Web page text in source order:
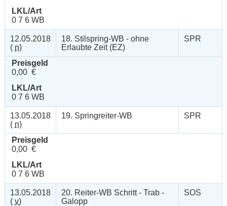
LKL/Art
0 7 6 WB
12.05.2018
( n)
18. Stilspring-WB - ohne
Erlaubte Zeit (EZ)
SPR
Preisgeld
0,00 €
LKL/Art
0 7 6 WB
13.05.2018
( n)
19. Springreiter-WB SPR
Preisgeld
0,00 €
LKL/Art
0 7 6 WB
13.05.2018
( v)
20. Reiter-WB Schritt - Trab -
Galopp
SOS